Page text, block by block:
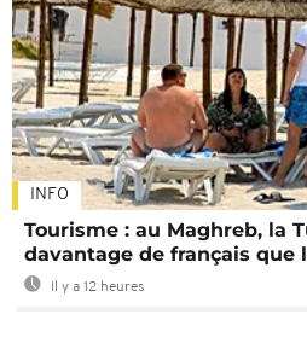
INFO
Tourisme : au Maghreb, la
davantage de français que
Il y a 12 heures